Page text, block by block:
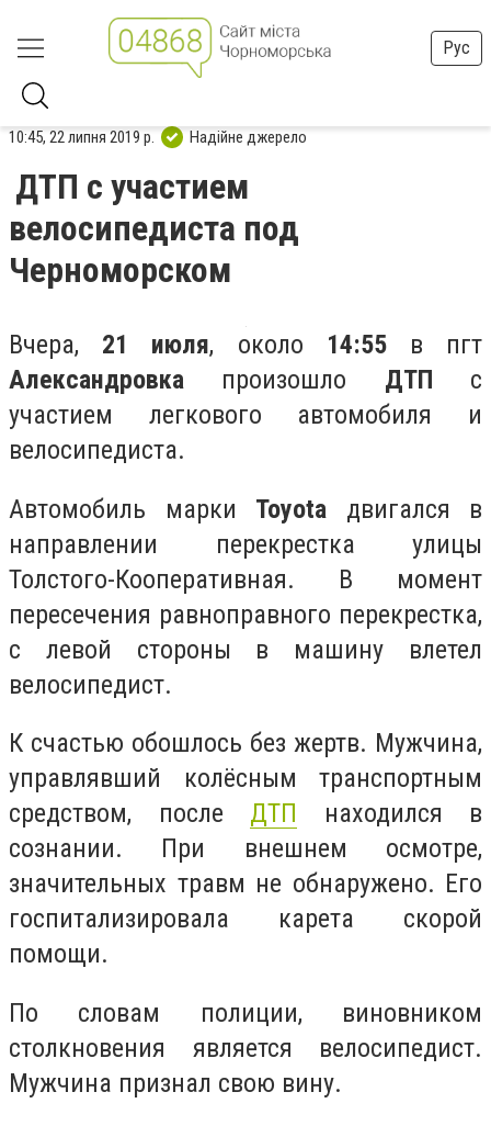
Рус
10:45, 22 липня 2019 р. Надійне джерело
ДТП с участием
велосипедиста под
Черноморском
Вчера, 21 июля, около 14:55в пгт
Александровка произошло ДТП с
участием легкового автомобиля и
велосипедиста.
Автомобиль марки Toyota двигался в
направлении перекрестка улицы
Толстого-Кооперативная. В момент
пересечения равноправного перекрестка,
с левой стороны в машину влетел
велосипедист.
К счастью обошлось без жертв. Мужчина,
управлявший колёсным транспортным
средством, после ДТП находился в
сознании. При внешнем осмотре,
значительных травм не обнаружено. Его
госпитализировала карета скорой
помощи.
По словам полиции, виновником
столкновения является велосипедист.
Мужчина признал свою вину.